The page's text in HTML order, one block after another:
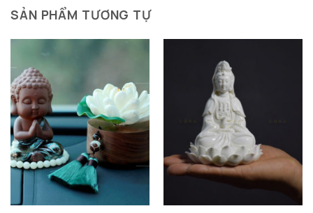
SẢN PHẨM TƯƠNG TỰ